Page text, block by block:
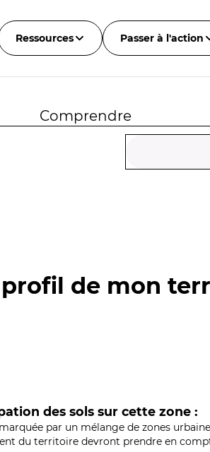
Ressources Passer à l'action
Comprendre
de mon
des sols sur cette zone :
par un mélange de zones
du territoire devront prendre en